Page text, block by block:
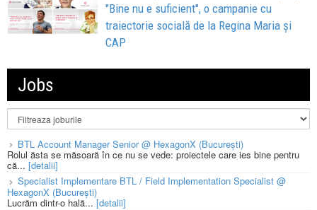
"Bine nu e suficient", o campanie cu
traiectorie socială de la Regina Maria și
CAP
Jobs
BTL Account Manager Senior @ HexagonX (București)
Rolul ăsta se măsoară în ce nu se vede: proiectele care ies bine pentru
că... [detalii]
Specialist Implementare BTL / Field Implementation Specialist @
HexagonX (București)
Lucrăm dintr-o hală...[detalii]